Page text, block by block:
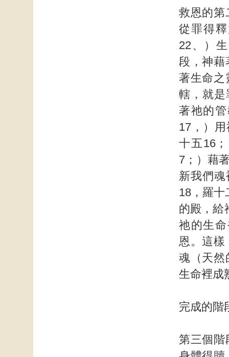
救恩的第
從罪得
22、）
段，神藉
著生命之
轄，就是
著祂的
17，）
十五16
7；）藉
新我們
18，羅十
的殿，給
祂的生
恩。這樣
魂（天然
生命裡成
完成的階
第三個階